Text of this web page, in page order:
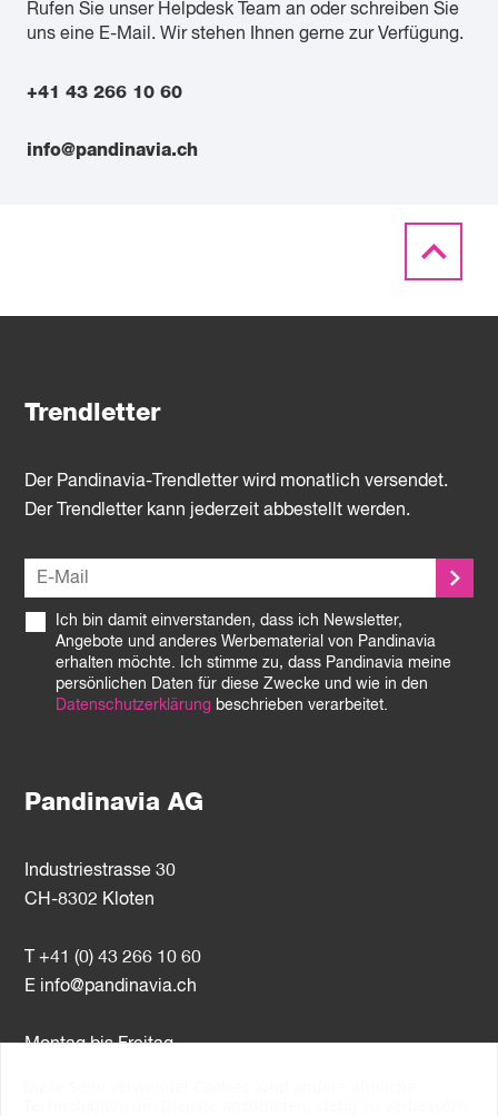
Rufen Sie unser Helpdesk Team an oder schreiben Sie
uns eine E-Mail. Wir stehen Ihnen gerne zur Verfügung.
+41 43 266 10 60
info@pandinavia.ch
Pandinavia AG
Industriestrasse 30
CH-8302 Kloten
T +41 (0) 43 266 10 60
E info@pandinavia.ch
Montag bis Freitag
Trendletter
Der Pandinavia-Trendletter wird monatlich versendet.
Der Trendletter kann jederzeit abbestellt werden.
Ich bin damit einverstanden, dass ich Newsletter,
Angebote und anderes Werbematerial von Pandinavia
erhalten möchte. Ich stimme zu, dass Pandinavia meine
persönlichen Daten für diese Zwecke und wie in den
Datenschutzerklärung beschrieben verarbeitet.